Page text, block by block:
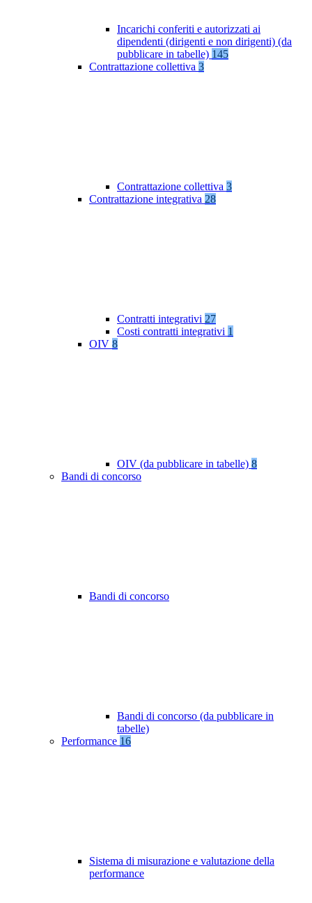
Incarichi conferiti e autorizzati ai
dipendenti (dirigenti e non dirigenti) (da
pubblicare in tabelle) 145
Contrattazione collettiva 3
Contrattazione collettiva 3
Contrattazione integrativa 28
Contratti integrativi 27
Costi contratti integrativi 1
OIV 8
OIV (da pubblicare in tabelle) 8
Bandi di concorso
Bandi di concorso
Bandi di concorso (da pubblicare in
tabelle)
Performance 16
Sistema di misurazione e valutazione della
performance